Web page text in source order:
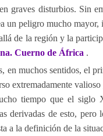
graves disturbios. Sin
un peligro mucho mayor,
de la región y la
Cuerno de África .
en muchos sentidos, el
extremadamente
tiempo que el siglo
derivadas de esto, pero
a la definición de la